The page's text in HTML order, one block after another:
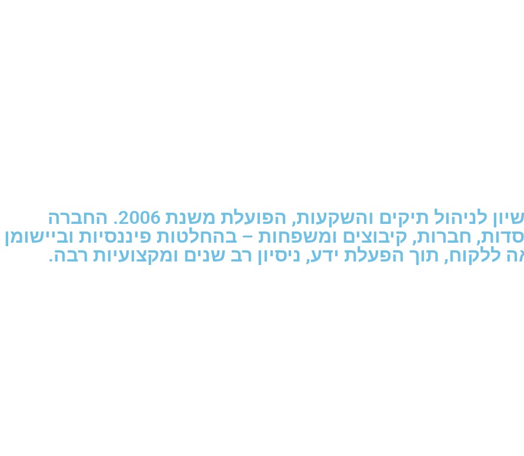
אג'יו הינה חברה פרטית בעלת רישיון לניהול תיקים והשקעות, הפועלת משנת 2006. החברה
חברות, קיבוצים ומשפחות – בהחלטות פיננסיות וביישומן
ללקוח, תוך הפעלת ידע, ניסיון רב שנים ומקצועיות רבה.